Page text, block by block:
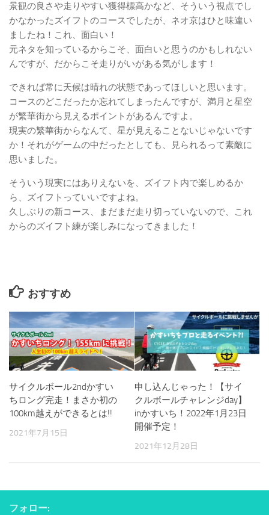
景観の良さや走りやすい獲得標高かなど、そういう視点でし
かなかったズイフトのコースでしたが、ネオ京はひと味違い
ましたね！これ、面白い！
元ネタを知っているからこそ、面白いと思うのかもしれない
んですが、だからこそ走りがいがある気がします！
できれば常に天候は晴れの状態であってほしいと思います。
コースのどこだったか忘れてしまったんですが、満月と星空
が繁華街から見えるポイントがあるんですよ。
現実の繁華街からなんて、星が見えることないじゃないです
か！それがゲームの中だったとしても、見られるって素敵に
思いました。
そういう現実にはありえないを、ズイフト内で楽しめるか
ら、ズイフトっていいですよね。
久しぶりの新コース、まだまだ走り切っていないので、これ
からのズイフト練が楽しみになってきました！
おすすめ
サイクルボール2ndかすい
ちロング完走！まさか初の
100km越えができるとは!!
2021年7月15日
申し込んじゃった！【サイ
クルボールチャレンジday】
inかすいち！2022年1月23日
開催予定！
2021年12月28日
フォロー: